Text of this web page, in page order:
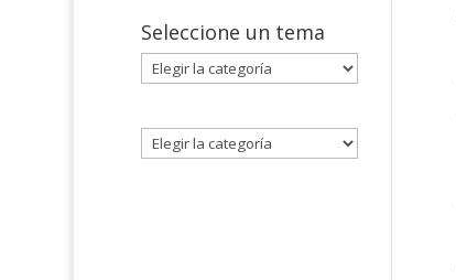
Seleccione un tema
Seleccione
un